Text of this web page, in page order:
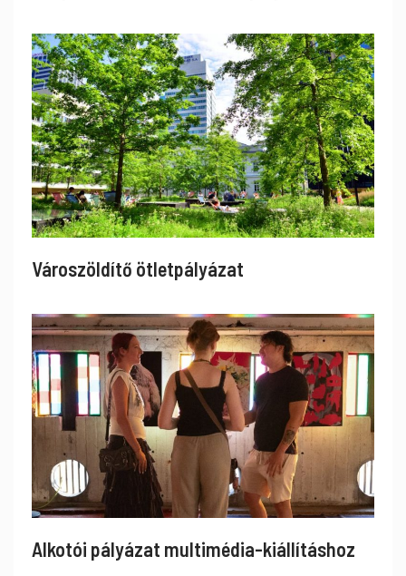
Városzöldítő ötletpályázat
Alkotói pályázat multimédia-kiállításhoz